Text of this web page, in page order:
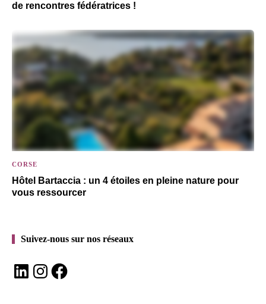
de rencontres fédératrices !
CORSE
Hôtel Bartaccia : un 4 étoiles en pleine nature pour
vous ressourcer
Suivez-nous sur nos réseaux
LinkedInInstagramFacebook